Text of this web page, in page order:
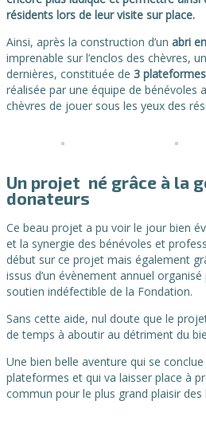
résidents lors de leur visite sur place.
Ainsi, après la construction d’un abri
imprenable sur l’enclos des chèvres,
dernières, constituée de 3 plateformes
réalisée par une équipe de bénévoles
chèvres de jouer sous les yeux des
Un projet né grâce à la
donateurs
Ce beau projet a pu voir le jour bien
et la synergie des bénévoles et
début sur ce projet mais également
issus d’un évènement annuel
soutien indéfectible de la Fondation.
Sans cette aide, nul doute que le
de temps à aboutir au détriment du
Une bien belle aventure qui se
plateformes et qui va laisser place à
commun pour le plus grand plaisir des